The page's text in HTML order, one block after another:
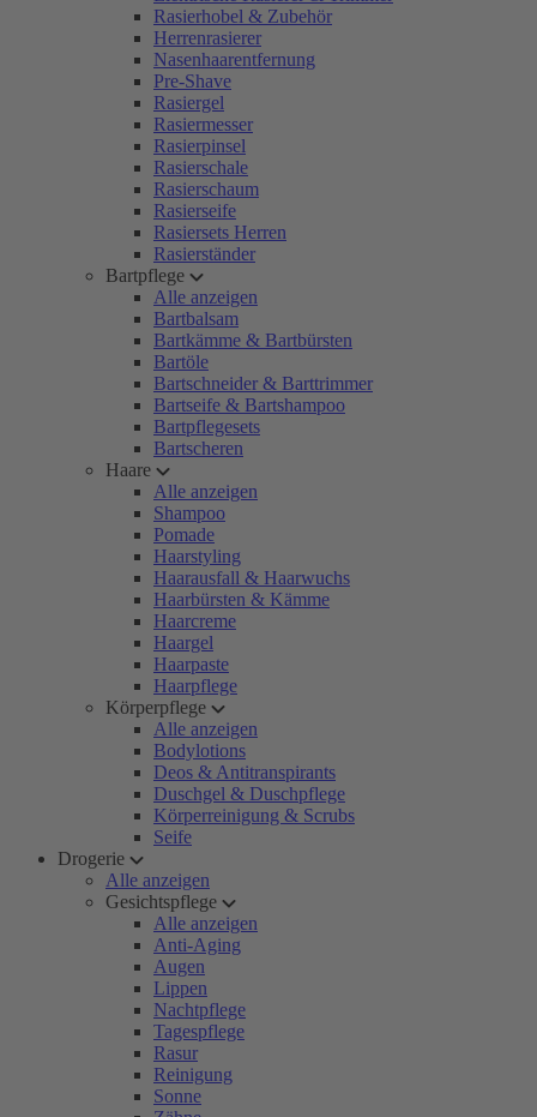
Rasierhobel & Zubehör
Herrenrasierer
Nasenhaarentfernung
Pre-Shave
Rasiergel
Rasiermesser
Rasierpinsel
Rasierschale
Rasierschaum
Rasierseife
Rasiersets Herren
Rasierständer
Bartpflege
Alle anzeigen
Bartbalsam
Bartkämme & Bartbürsten
Bartöle
Bartschneider & Barttrimmer
Bartseife & Bartshampoo
Bartpflegesets
Bartscheren
Haare
Alle anzeigen
Shampoo
Pomade
Haarstyling
Haarausfall & Haarwuchs
Haarbürsten & Kämme
Haarcreme
Haargel
Haarpaste
Haarpflege
Körperpflege
Alle anzeigen
Bodylotions
Deos & Antitranspirants
Duschgel & Duschpflege
Körperreinigung & Scrubs
Seife
Drogerie
Alle anzeigen
Gesichtspflege
Alle anzeigen
Anti-Aging
Augen
Lippen
Nachtpflege
Tagespflege
Rasur
Reinigung
Sonne